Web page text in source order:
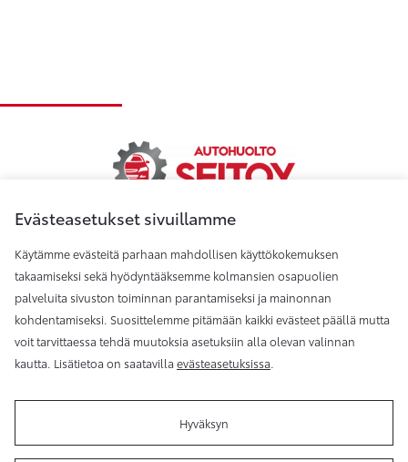
Autohuolto Seitoy Oy
Autohuolto Seitoy, Jalasjärvi
Evästeasetukset sivuillamme
Käytämme evästeitä parhaan mahdollisen käyttökokemuksen
takaamiseksi sekä hyödyntääksemme kolmansien osapuolien
palveluita sivuston toiminnan parantamiseksi ja mainonnan
kohdentamiseksi. Suosittelemme pitämään kaikki evästeet päällä mutta
voit tarvittaessa tehdä muutoksia asetuksiin alla olevan valinnan
kautta. Lisätietoa on saatavilla evästeasetuksissa.
Hyväksyn